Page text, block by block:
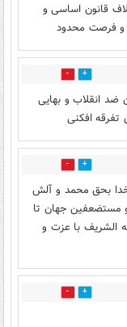
قانون اساسی و
و فرصت محدود
164
انقلاب و بهایی
افکنی
285
بحق محمد و آلش
مستضعفین جهان تا
الشریف با عزت و
94